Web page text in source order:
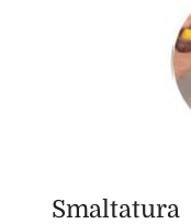
Smaltatura